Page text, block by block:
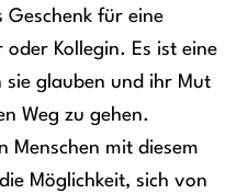
Geschenk für eine
Kollegin. Es ist eine
sie glauben und ihr Mut
Weg zu gehen.
Menschen mit diesem
Möglichkeit, sich von